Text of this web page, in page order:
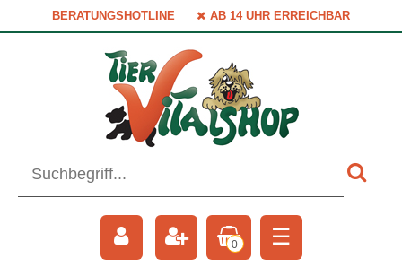
BERATUNGSHOTLINE AB 14 UHR ERREICHBAR
0 ☰